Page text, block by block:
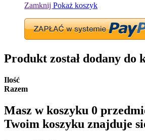
Zamknij Pokaż koszyk
Produkt został dodany do
Ilość
Razem
Masz w koszyku 0
Twoim koszyku znajduje